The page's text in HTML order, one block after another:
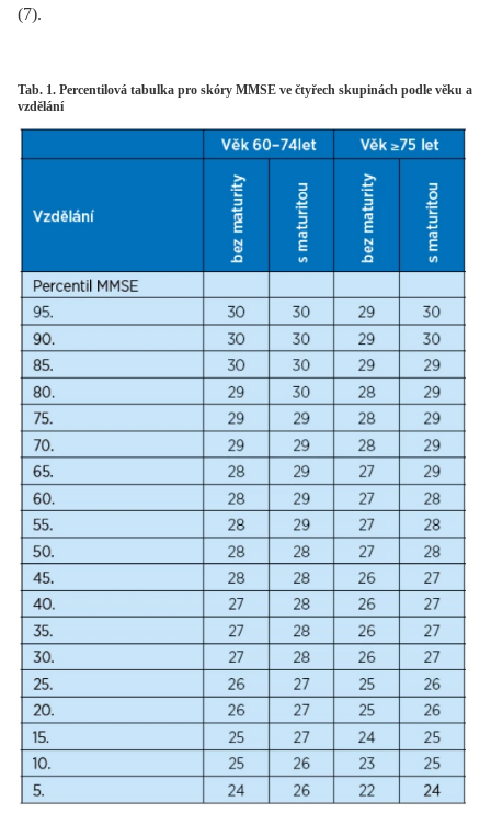
(7).
Tab. 1. Percentilová tabulka pro skóry MMSE ve čtyřech skupinách podle věku a
vzdělání